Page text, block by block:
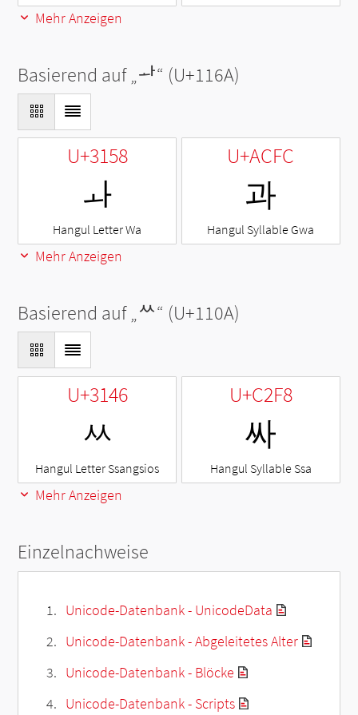
Mehr Anzeigen
Basierend auf „ᅪ“ (U+116A)
U+3158
ㅘ
Hangul Letter Wa
U+ACFC
과
Hangul Syllable Gwa
Mehr Anzeigen
Basierend auf „ᄊ“ (U+110A)
U+3146
ㅆ
Hangul Letter Ssangsios
U+C2F8
싸
Hangul Syllable Ssa
Mehr Anzeigen
Einzelnachweise
Unicode-Datenbank - UnicodeData
Unicode-Datenbank - Abgeleitetes Alter
Unicode-Datenbank - Blöcke
Unicode-Datenbank - Scripts